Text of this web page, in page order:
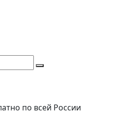
по всей России